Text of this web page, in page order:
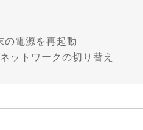
の電源を再起動
ットワークの切り替え